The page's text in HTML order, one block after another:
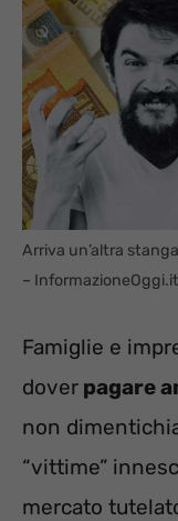
Arriva un’altra
– InformazioneOggi.it
Famiglie e
dover pagare
non
“vittime”
mercato